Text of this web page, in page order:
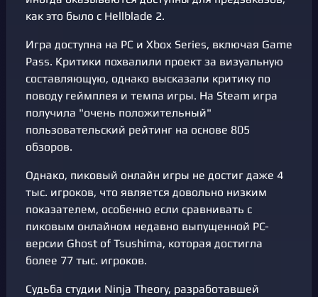
как это было с Hellblade 2.
Игра доступна на PC и Xbox Series, включая Game
Pass. Критики похвалили проект за визуальную
составляющую, однако высказали критику по
поводу геймплея и темпа игры. На Steam игра
получила "очень положительный"
пользовательский рейтинг на основе 805
обзоров.
Однако, пиковый онлайн игры не достиг даже 4
тыс. игроков, что является довольно низким
показателем, особенно если сравнивать с
пиковым онлайном недавно выпущенной PC-
версии Ghost of Tsushima, которая достигла
более 77 тыс. игроков.
Судьба студии Ninja Theory, разработавшей